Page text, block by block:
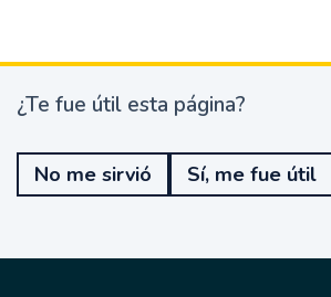
¿
e
u
t
¿Te fue útil esta página?
No me sirvió Sí, me fue útil